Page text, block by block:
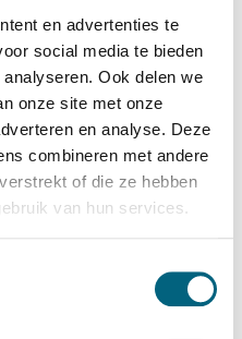
en advertenties te
social media te bieden
Ook delen we
onze site met onze
en analyse. Deze
combineren met andere
of die ze hebben
van hun services.
gecertificeerde brand en
1 / grade I / CEN 1